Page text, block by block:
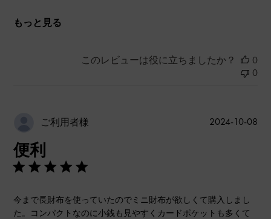
もっと見る
このレビューは役に立ちましたか？
0
0
ご利用者様
便利
今まで長財布を使っていたのでミニ財布が欲しくて購入しまし
た。コンパクトなのに小銭も見やすくカードポケットも多くて
公
2024-10-08